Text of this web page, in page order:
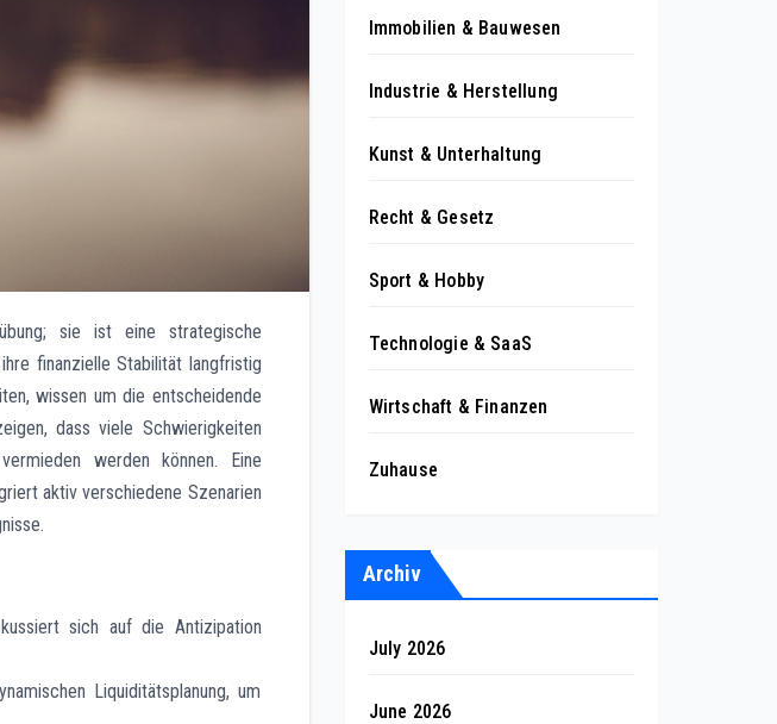
sie ist eine strategische
finanzielle Stabilität langfristig
wissen um die entscheidende
dass viele Schwierigkeiten
werden können. Eine
aktiv verschiedene Szenarien
sich auf die Antizipation
Liquiditätsplanung, um
Immobilien & Bauwesen
Industrie & Herstellung
Kunst & Unterhaltung
Recht & Gesetz
Sport & Hobby
Technologie & SaaS
Wirtschaft & Finanzen
Zuhause
Archiv
July 2026
June 2026